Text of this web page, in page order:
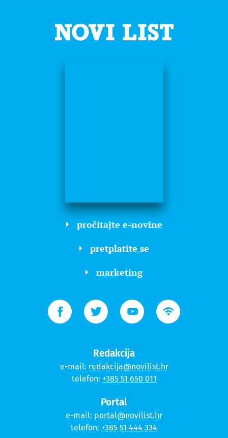
pročitajte e-novine
pretplatite se
marketing
Redakcija
e-mail: redakcija@novilist.hr
telefon: +385 51 650 011
Portal
e-mail: portal@novilist.hr
telefon: +385 51 444 334